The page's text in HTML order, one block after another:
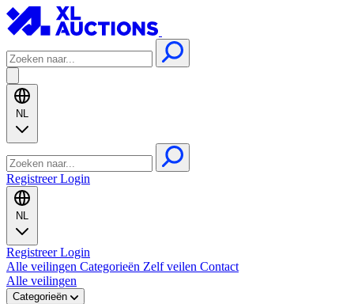
NL
RegistreerLogin
NL
RegistreerLogin
Alle veilingen Categorieën Zelf veilen Contact
Alle veilingen
Categorieën